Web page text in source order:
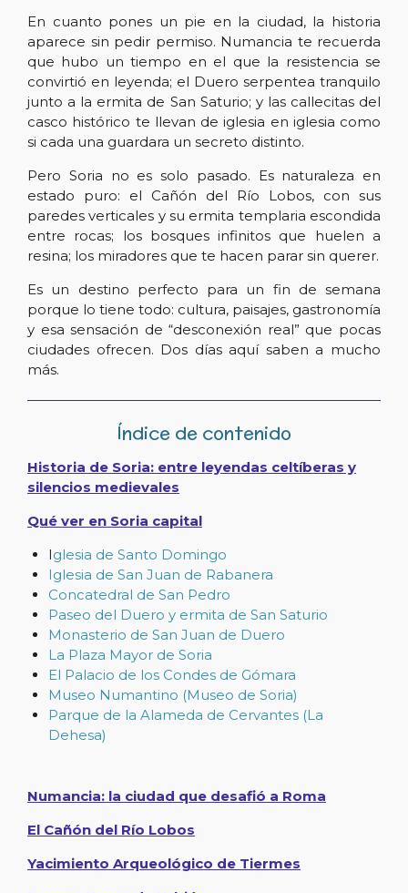
En cuanto pones un pie en la ciudad, la historia
aparece sin pedir permiso. Numancia te recuerda
que hubo un tiempo en el que la resistencia se
convirtió en leyenda; el Duero serpentea tranquilo
junto a la ermita de San Saturio; y las callecitas del
casco histórico te llevan de iglesia en iglesia como
si cada una guardara un secreto distinto.
Pero Soria no es solo pasado. Es naturaleza en
estado puro: el Cañón del Río Lobos, con sus
paredes verticales y su ermita templaria escondida
entre rocas; los bosques infinitos que huelen a
resina; los miradores que te hacen parar sin querer.
Es un destino perfecto para un fin de semana
porque lo tiene todo: cultura, paisajes, gastronomía
y esa sensación de “desconexión real” que pocas
ciudades ofrecen. Dos días aquí saben a mucho
más.
Índice de contenido
Historia de Soria: entre leyendas celtíberas y
silencios medievales
Qué ver en Soria capital
Iglesia de Santo Domingo
Iglesia de San Juan de Rabanera
Concatedral de San Pedro
Paseo del Duero y ermita de San Saturio
Monasterio de San Juan de Duero
La Plaza Mayor de Soria
El Palacio de los Condes de Gómara
Museo Numantino (Museo de Soria)
Parque de la Alameda de Cervantes (La
Dehesa)
Numancia: la ciudad que desafió a Roma
El Cañón del Río Lobos
Yacimiento Arqueológico de Tiermes